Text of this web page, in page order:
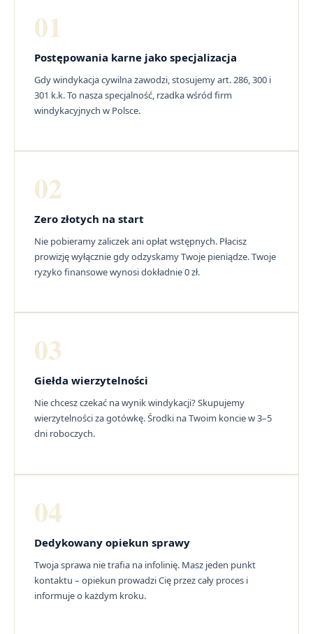
01
Postępowania karne jako specjalizacja
Gdy windykacja cywilna zawodzi, stosujemy art. 286, 300 i
301 k.k. To nasza specjalność, rzadka wśród firm
windykacyjnych w Polsce.
02
Zero złotych na start
Nie pobieramy zaliczek ani opłat wstępnych. Płacisz
prowizję wyłącznie gdy odzyskamy Twoje pieniądze. Twoje
ryzyko finansowe wynosi dokładnie 0 zł.
03
Giełda wierzytelności
Nie chcesz czekać na wynik windykacji? Skupujemy
wierzytelności za gotówkę. Środki na Twoim koncie w 3–5
dni roboczych.
04
Dedykowany opiekun sprawy
Twoja sprawa nie trafia na infolinię. Masz jeden punkt
kontaktu – opiekun prowadzi Cię przez cały proces i
informuje o każdym kroku.